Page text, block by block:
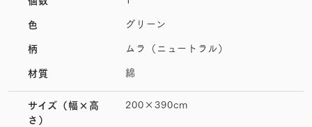
色 グリーン
柄 ムラ（ニュートラル）
材質 綿
サイズ （幅×高
さ）
200×390cm